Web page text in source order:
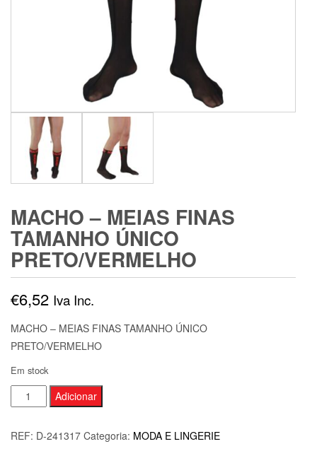
MACHO – MEIAS FINAS
TAMANHO ÚNICO
PRETO/VERMELHO
€6,52 Iva Inc.
MACHO – MEIAS FINAS TAMANHO ÚNICO
PRETO/VERMELHO
Em stock
Quantidade
de
Adicionar
REF: D-241317 Categoria: MODA E LINGERIE